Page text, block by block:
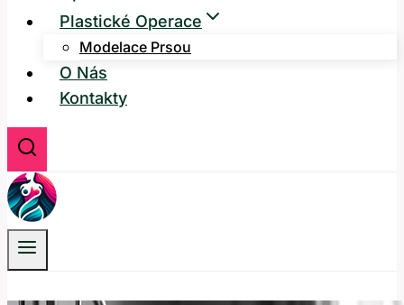
Plastické Operace
Modelace Prsou
O Nás
Kontakty